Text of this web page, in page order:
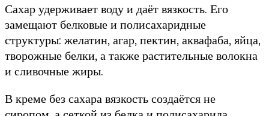
Сахар удерживает воду и даёт вязкость. Его
замещают белковые и полисахаридные
структуры: желатин, агар, пектин, аквафаба, яйца,
творожные белки, а также растительные волокна
и сливочные жиры.
В креме без сахара вязкость создаётся не